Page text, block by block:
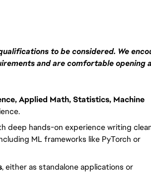
to be considered. We
and are comfortable opening a
Applied Math, Statistics, Machine
deep hands-on experience writing
ML frameworks like PyTorch or
, either as standalone applications or